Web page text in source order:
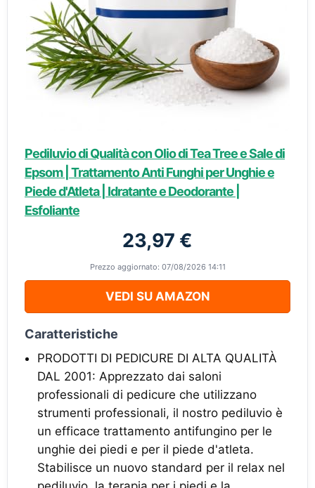
Pediluvio di Qualità con Olio di Tea Tree e Sale di
Epsom | Trattamento Anti Funghi per Unghie e
Piede d'Atleta | Idratante e Deodorante |
Esfoliante
23,97 €
Prezzo aggiornato: 07/08/2026 14:11
VEDI SU AMAZON
Caratteristiche
PRODOTTI DI PEDICURE DI ALTA QUALITÀ
DAL 2001: Apprezzato dai saloni
professionali di pedicure che utilizzano
strumenti professionali, il nostro pediluvio è
un efficace trattamento antifungino per le
unghie dei piedi e per il piede d'atleta.
Stabilisce un nuovo standard per il relax nel